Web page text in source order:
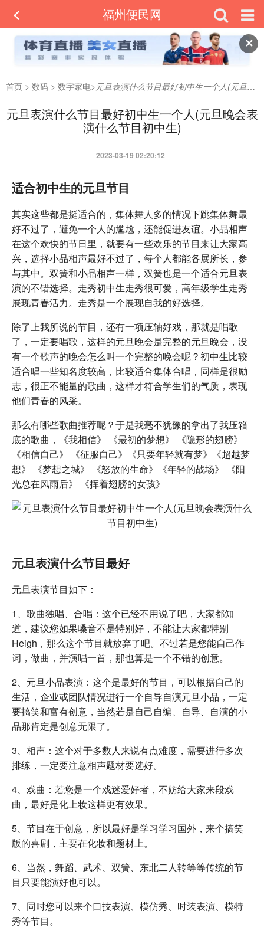
✕
福州便民网
首页 > 数码 > 数字家电>元旦表演什么节目最好初中生一个人(元旦晚会表演什么节目初中生)
元旦表演什么节目最好初中生一个人(元旦晚会表
演什么节目初中生)
2023-03-19 02:20:12
适合初中生的元旦节目
其实这些都是挺适合的，集体舞人多的情况下跳集体舞最
好不过了，避免一个人的尴尬，还能促进友谊。小品相声
在这个欢快的节日里，就要有一些欢乐的节目来让大家高
兴，选择小品相声最好不过了，每个人都能各展所长，参
与其中。双簧和小品相声一样，双簧也是一个适合元旦表
演的不错选择。走秀初中生走秀很可爱，高年级学生走秀
展现青春活力。走秀是一个展现自我的好选择。
除了上我所说的节目，还有一项压轴好戏，那就是唱歌
了，一定要唱歌，这样的元旦晚会是完整的元旦晚会，没
有一个歌声的晚会怎么叫一个完整的晚会呢？初中生比较
适合唱一些知名度较高，比较适合集体合唱，同样是很励
志，很正不能量的歌曲，这样才符合学生们的气质，表现
他们青春的风采。
那么有哪些歌曲推荐呢？于是我毫不犹豫的拿出了我压箱
底的歌曲，《我相信》 《最初的梦想》 《隐形的翅膀》
《相信自己》 《征服自己》《只要年轻就有梦》《超越梦
想》 《梦想之城》 《怒放的生命》《年轻的战场》 《阳
光总在风雨后》 《挥着翅膀的女孩》
元旦表演什么节目最好
元旦表演节目如下：
1、歌曲独唱、合唱：这个已经不用说了吧，大家都知
道，建议您如果嗓音不是特别好，不能让大家都特别
Heigh，那么这个节目就放弃了吧。不过若是您能自己作
词，做曲，并演唱一首，那也算是一个不错的创意。
2、元旦小品表演：这个是最好的节目，可以根据自己的
生活，企业或团队情况进行一个自导自演元旦小品，一定
要搞笑和富有创意，当然若是自己自编、自导、自演的小
品那肯定是创意无限了。
3、相声：这个对于多数人来说有点难度，需要进行多次
排练，一定要注意相声题材要选好。
4、戏曲：若您是一个戏迷爱好者，不妨给大家来段戏
曲，最好是化上妆这样更有效果。
5、节目在于创意，所以最好是学习学习国外，来个搞笑
版的喜剧，主要在化妆和题材上。
6、当然，舞蹈、武术、双簧、东北二人转等等传统的节
目只要能演好也可以。
7、同时您可以来个口技表演、模仿秀、时装表演、模特
秀等节目。